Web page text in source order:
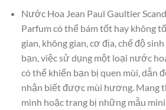
Nước Hoa Jean Paul Gaultier
Parfum có thể bám tốt hay không
gian, không gian, cơ địa, chế độ
bạn, việc sử dụng một loại nước
có thể khiến bạn bị quen mùi, dẫn
nhận biết được mùi hương. Mang
mình hoặc trang bị những mẫu